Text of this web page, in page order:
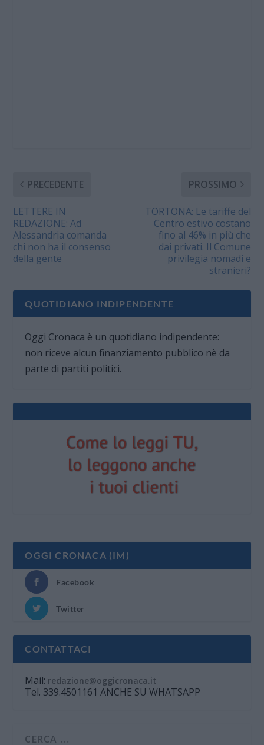
PRECEDENTE
LETTERE IN
REDAZIONE: Ad
Alessandria comanda
chi non ha il consenso
della gente
PROSSIMO
TORTONA: Le tariffe del
Centro estivo costano
fino al 46% in più che
dai privati. Il Comune
privilegia nomadi e
stranieri?
QUOTIDIANO INDIPENDENTE
Oggi Cronaca è un quotidiano indipendente:
non riceve alcun finanziamento pubblico nè da
parte di partiti politici.
OGGI CRONACA (IM)
Facebook
Twitter
CONTATTACI
Mail: redazione@oggicronaca.it
Tel. 339.4501161 ANCHE SU WHATSAPP